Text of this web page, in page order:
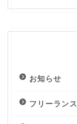
お知らせ
フリーランス